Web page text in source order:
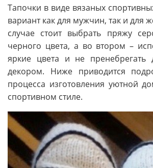
Тапочки в виде вязаных
вариант как для мужчин, так и для
случае стоит выбрать пряжу
черного цвета, а во втором –
яркие цвета и не пренебрегать
декором. Ниже приводится
процесса изготовления уютной
спортивном стиле.